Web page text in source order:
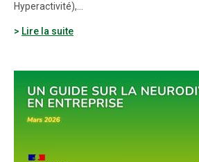
Hyperactivité),…
Lire la suite